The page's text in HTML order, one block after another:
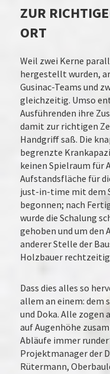
ZUR
ORT
Weil zwei Kerne
hergestellt wurden,
Gusinac-Teams und
gleichzeitig. Umso
Ausführenden ihre
damit zur richtigen
Handgriff saß. Die
begrenzte
keinen Spielraum für
Aufstandsfläche für
just-in-time mit dem
begonnen; nach
wurde die Schalung
gehoben und um den
anderer Stelle der
Holzbauer
Dass dies alles so
allem an einem: dem
und Doka. Alle zogen
auf Augenhöhe
Abläufe immer
Projektmanager der
Rütermann,